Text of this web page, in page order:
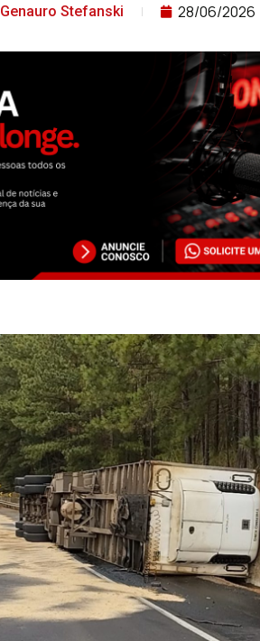
Genauro Stefanski 28/06/2026